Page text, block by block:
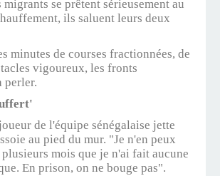
migrants se prêtent sérieusement au
ils saluent leurs deux
minutes de courses fractionnées, de
vigoureux, les fronts
perler.
de l'équipe sénégalaise jette
au pied du mur. "Je n'en peux
mois que je n'ai fait aucune
En prison, on ne bouge pas".